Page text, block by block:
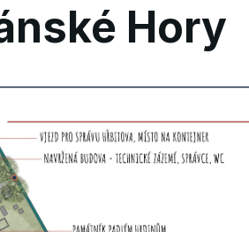
Hory